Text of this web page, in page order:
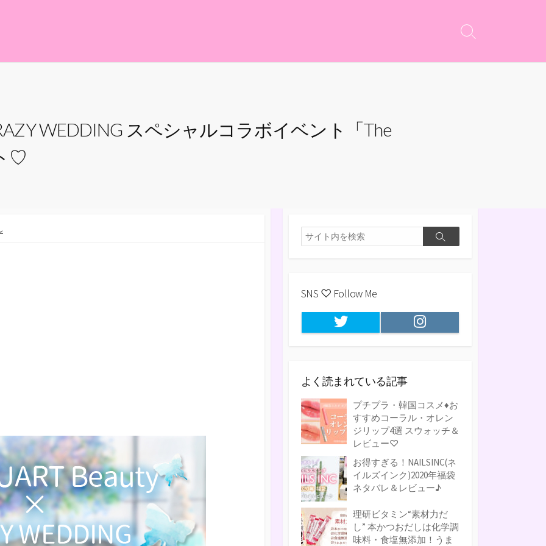
検
切
WEDDING スペシャルコラボイベント「The
♡
検
索
検
SNS ♡ Follow Me
Twitter Instagram
よく読まれている記事
プチプラ・韓国コスメ♦お
すすめコーラル・オレン
ジリップ4選 スウォッチ＆
レビュー♡
お得すぎる！NAILSINC(ネ
イルズインク)2020年福袋
ネタバレ＆レビュー♪
理研ビタミン“素材力だ
し” 本かつおだしは化学調
味料・食塩無添加！うま